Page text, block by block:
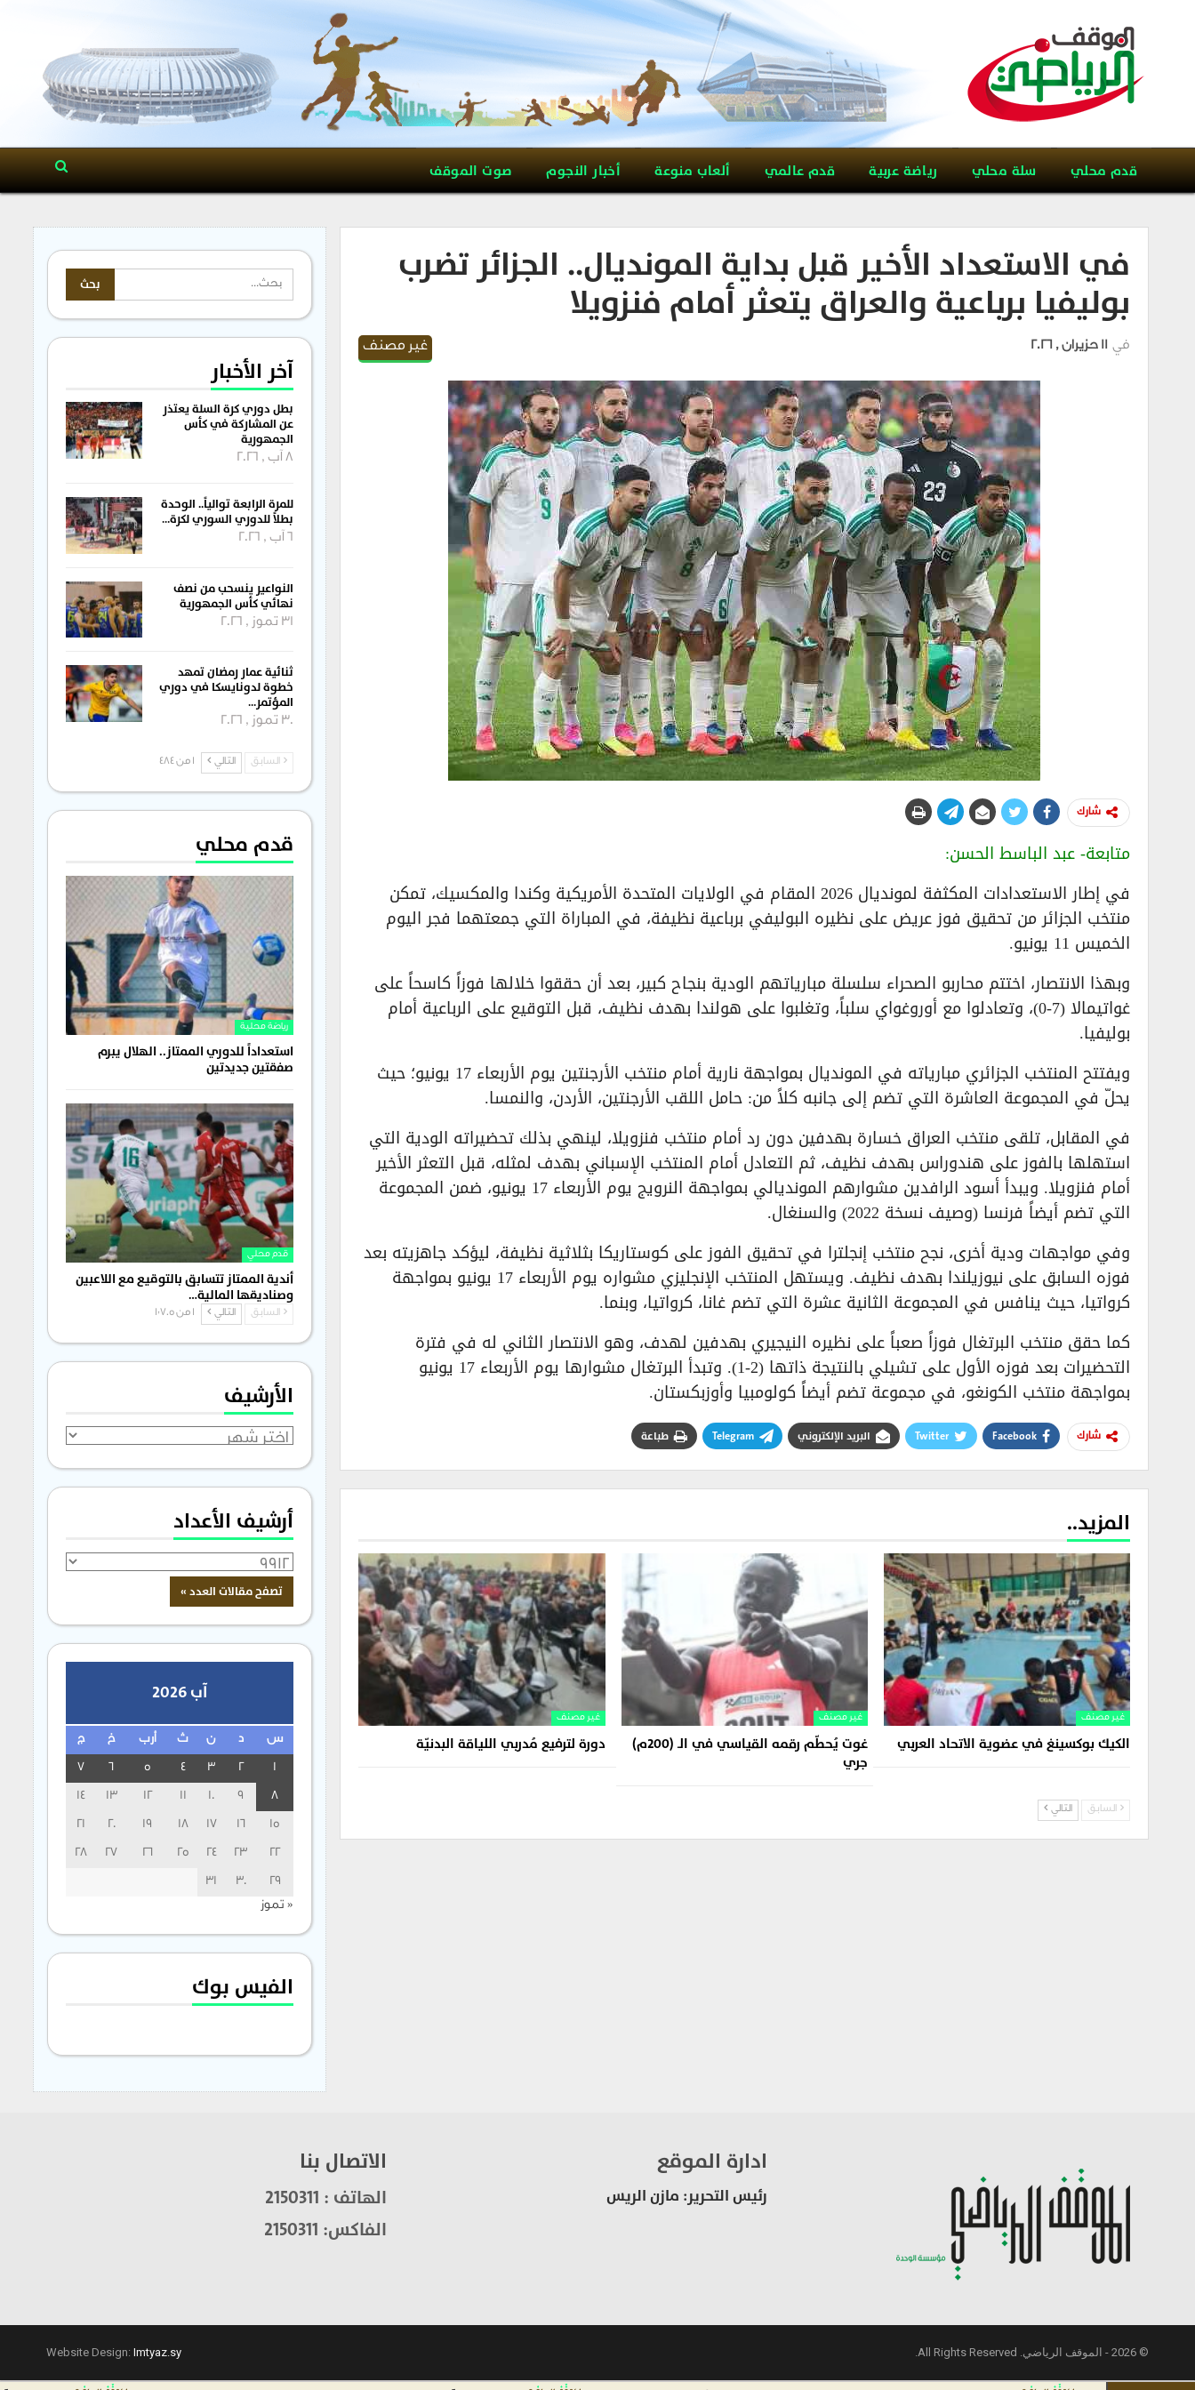
قدم محلي سلة محلي رياضة عربية قدم عالمي ألعاب منوعة أخبار النجوم صوت الموقف
في الاستعداد الأخير قبل بداية المونديال.. الجزائر تضرب
بوليفيا برباعية والعراق يتعثر أمام فنزويلا
غير مصنف في 11 حزيران , 2026
شارك
متابعة- عبد الباسط الحسن:
في إطار الاستعدادات المكثفة لمونديال 2026 المقام في الولايات المتحدة الأمريكية وكندا والمكسيك، تمكن
منتخب الجزائر من تحقيق فوز عريض على نظيره البوليفي برباعية نظيفة، في المباراة التي جمعتهما فجر اليوم
الخميس 11 يونيو.
وبهذا الانتصار، اختتم محاربو الصحراء سلسلة مبارياتهم الودية بنجاح كبير، بعد أن حققوا خلالها فوزاً كاسحاً على
غواتيمالا (7-0)، وتعادلوا مع أوروغواي سلباً، وتغلبوا على هولندا بهدف نظيف، قبل التوقيع على الرباعية أمام
بوليفيا.
ويفتتح المنتخب الجزائري مبارياته في المونديال بمواجهة نارية أمام منتخب الأرجنتين يوم الأربعاء 17 يونيو؛ حيث
يحلّ في المجموعة العاشرة التي تضم إلى جانبه كلاً من: حامل اللقب الأرجنتين، الأردن، والنمسا.
في المقابل، تلقى منتخب العراق خسارة بهدفين دون رد أمام منتخب فنزويلا، لينهي بذلك تحضيراته الودية التي
استهلها بالفوز على هندوراس بهدف نظيف، ثم التعادل أمام المنتخب الإسباني بهدف لمثله، قبل التعثر الأخير
أمام فنزويلا. ويبدأ أسود الرافدين مشوارهم المونديالي بمواجهة النرويج يوم الأربعاء 17 يونيو، ضمن المجموعة
التي تضم أيضاً فرنسا (وصيف نسخة 2022) والسنغال.
وفي مواجهات ودية أخرى، نجح منتخب إنجلترا في تحقيق الفوز على كوستاريكا بثلاثية نظيفة، ليؤكد جاهزيته بعد
فوزه السابق على نيوزيلندا بهدف نظيف. ويستهل المنتخب الإنجليزي مشواره يوم الأربعاء 17 يونيو بمواجهة
كرواتيا، حيث ينافس في المجموعة الثانية عشرة التي تضم غانا، كرواتيا، وبنما.
كما حقق منتخب البرتغال فوزاً صعباً على نظيره النيجيري بهدفين لهدف، وهو الانتصار الثاني له في فترة
التحضيرات بعد فوزه الأول على تشيلي بالنتيجة ذاتها (2-1). وتبدأ البرتغال مشوارها يوم الأربعاء 17 يونيو
بمواجهة منتخب الكونغو، في مجموعة تضم أيضاً كولومبيا وأوزبكستان.
شارك Facebook
Twitter البريد الإلكتروني Telegram طباعة
المزيد..
غير مصنف
الكيك بوكسينغ في عضوية الاتحاد العربي
غير مصنف
غوت يُحطّم رقمه القياسي في الـ (200م)
جري
غير مصنف
دورة لترفيع مُدربي اللياقة البدنيّة
السابق التالي
آخر الأخبار
بطل دوري كرة السلة يعتذر
عن المشاركة في كأس
الجمهورية
8 آب , 2026
للمرة الرابعة توالياً.. الوحدة
بطلاً للدوري السوري لكرة…
6 آب , 2026
النواعير ينسحب من نصف
نهائي كأس الجمهورية
31 تموز , 2026
ثنائية عمار رمضان تمهد
خطوة لدونايسكا في دوري
المؤتمر…
30 تموز , 2026
السابق التالي 1 من 484
قدم محلي
رياضة محلية
استعداداً للدوري الممتاز.. الهلال يبرم
صفقتين جديدتين
قدم محلي
أندية الممتاز تتسابق بالتوقيع مع اللاعبين
وصناديقها المالية…
السابق التالي 1 من 1٬705
الأرشيف
الأرشيف
أرشيف الأعداد
آب 2026
س د ن ث أرب خ ج
1
2
3
4
5
6
7
8
9
10
11
12
13
14
15
16
17
18
19
20
21
22
23
24
25
26
27
28
29
30
31
« تموز
الفيس بوك
ادارة الموقع
رئيس التحرير: مازن الريس
الاتصال بنا
الهاتف : 2150311
الفاكس: 2150311
© 2026 - الموقف الرياضي. All Rights Reserved. Website Design: Imtyaz.sy